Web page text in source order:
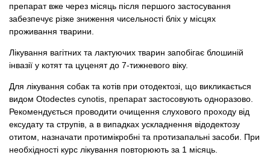
препарат вже через місяць після першого застосування
забезпечує різке зниження чисельності бліх у місцях
проживання тварини.
Лікування вагітних та лактуючих тварин запобігає блошиній
інвазії у котят та цуценят до 7-тижневого віку.
Для лікування собак та котів при отодектозі, що викликається
видом Otodectes cynotis, препарат застосовують одноразово.
Рекомендується проводити очищення слухового проходу від
ексудату та струпів, а в випадках ускладнення відодектозу
отитом, назначати протимікробні та протизапальні засоби. При
необхідності курс лікування повторюють за 1 місяць.